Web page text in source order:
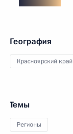
География
Красноярский край
Темы
Регионы